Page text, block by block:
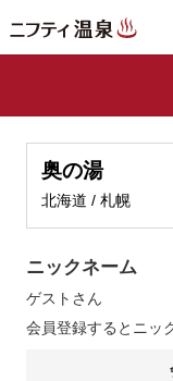
奥の湯
北海道 / 札幌
ニックネーム
ゲスト さん
会員登録するとニッ